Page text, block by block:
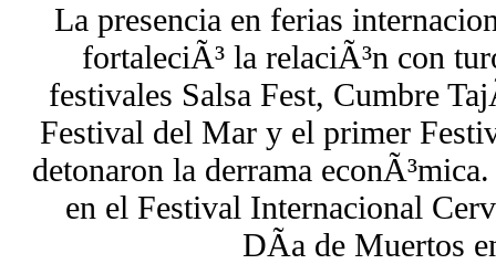
La presencia en ferias
fortaleciÃ³ la relaciÃ³n con
festivales Salsa Fest, Cumbre
Festival del Mar y el primer
detonaron la derrama
en el Festival Internacional
DÃ­a de Muertos